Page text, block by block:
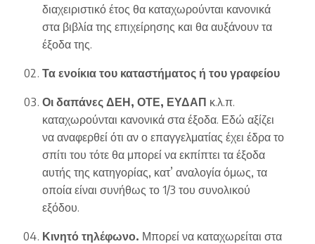
διαχειριστικό έτος θα καταχωρούνται κανονικά
στα βιβλία της επιχείρησης και θα αυξάνουν τα
έξοδα της.
Τα ενοίκια του καταστήματος ή του γραφείου
Οι δαπάνες ΔΕΗ, ΟΤΕ, ΕΥΔΑΠ κ.λ.π.
καταχωρούνται κανονικά στα έξοδα. Εδώ αξίζει
να αναφερθεί ότι αν ο επαγγελματίας έχει έδρα το
σπίτι του τότε θα μπορεί να εκπίπτει τα έξοδα
αυτής της κατηγορίας, κατ’ αναλογία όμως, τα
οποία είναι συνήθως το 1/3 του συνολικού
εξόδου.
Κινητό τηλέφωνο. Μπορεί να καταχωρείται στα